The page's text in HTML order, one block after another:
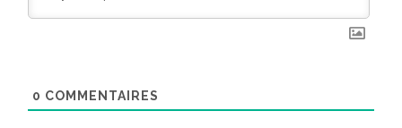
0 COMMENTAIRES